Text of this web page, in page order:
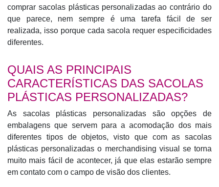
comprar sacolas plásticas personalizadas ao contrário do
que parece, nem sempre é uma tarefa fácil de ser
realizada, isso porque cada sacola requer especificidades
diferentes.
QUAIS AS PRINCIPAIS
CARACTERÍSTICAS DAS SACOLAS
PLÁSTICAS PERSONALIZADAS?
As sacolas plásticas personalizadas são opções de
embalagens que servem para a acomodação dos mais
diferentes tipos de objetos, visto que com as sacolas
plásticas personalizadas o merchandising visual se torna
muito mais fácil de acontecer, já que elas estarão sempre
em contato com o campo de visão dos clientes.